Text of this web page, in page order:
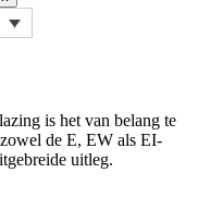
is het van belang te
de E, EW als EI-
uitleg.